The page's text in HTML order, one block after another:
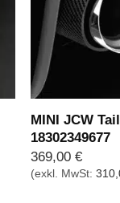
MINI JCW
18302349677
369,00€
(exkl. MwSt: